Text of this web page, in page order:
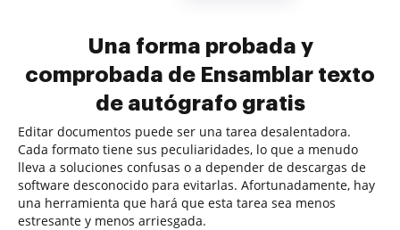
Una forma probada y
comprobada de Ensamblar texto
de autógrafo gratis
Editar documentos puede ser una tarea desalentadora.
Cada formato tiene sus peculiaridades, lo que a menudo
lleva a soluciones confusas o a depender de descargas de
software desconocido para evitarlas. Afortunadamente, hay
una herramienta que hará que esta tarea sea menos
estresante y menos arriesgada.